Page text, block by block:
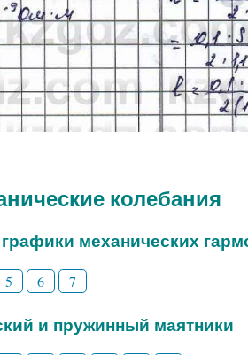
колебания
механических
5 6 7
и пружинный маятники